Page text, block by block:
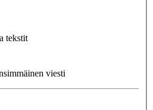
tekstit
viesti